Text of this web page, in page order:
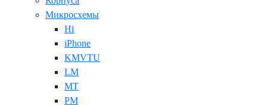
Микросхемы
Hi
iPhone
KMVTU
LM
MT
PM